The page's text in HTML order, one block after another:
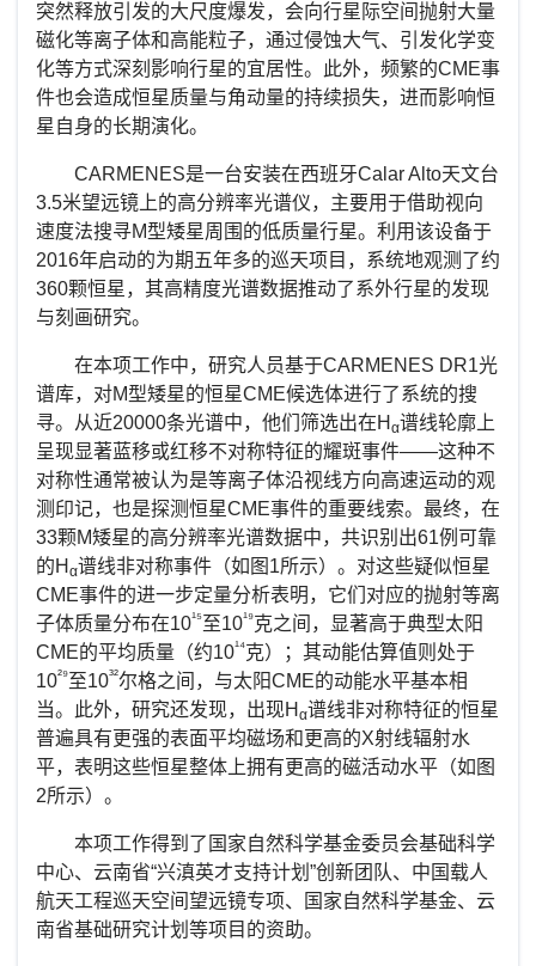
突然释放引发的大尺度爆发，会向行星际空间抛射大量
磁化等离子体和高能粒子，通过侵蚀大气、引发化学变
化等方式深刻影响行星的宜居性。此外，频繁的CME事
件也会造成恒星质量与角动量的持续损失，进而影响恒
星自身的长期演化。
CARMENES是一台安装在西班牙Calar Alto天文台
3.5米望远镜上的高分辨率光谱仪，主要用于借助视向
速度法搜寻M型矮星周围的低质量行星。利用该设备于
2016年启动的为期五年多的巡天项目，系统地观测了约
360颗恒星，其高精度光谱数据推动了系外行星的发现
与刻画研究。
在本项工作中，研究人员基于CARMENES DR1光
谱库，对M型矮星的恒星CME候选体进行了系统的搜
寻。从近20000条光谱中，他们筛选出在H α谱线轮廓上
呈现显著蓝移或红移不对称特征的耀斑事件——这种不
对称性通常被认为是等离子体沿视线方向高速运动的观
测印记，也是探测恒星CME事件的重要线索。最终，在
33颗M矮星的高分辨率光谱数据中，共识别出61例可靠
的H α谱线非对称事件（如图 1所示）。对这些疑似恒星
CME事件的进一步定量分析表明，它们对应的抛射等离
子体质量分布在10¹⁵至10¹⁹克之间，显著高于典型太阳
CME的平均质量（约10¹⁴克）；其动能估算值则处于
10²⁹至10³²尔格之间，与太阳CME的动能水平基本相
当。此外，研究还发现，出现H α谱线非对称特征的恒星
普遍具有更强的表面平均磁场和更高的X射线辐射水
平，表明这些恒星整体上拥有更高的磁活动水平（如图
2所示）。
本项工作得到了国家自然科学基金委员会基础科学
中心、云南省“兴滇英才支持计划”创新团队、中国载人
航天工程巡天空间望远镜专项、国家自然科学基金、云
南省基础研究计划等项目的资助。